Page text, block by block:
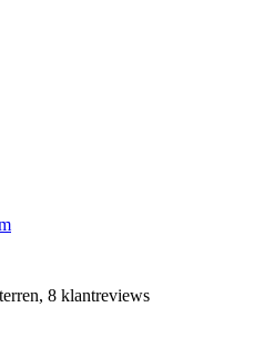
8 klantreviews